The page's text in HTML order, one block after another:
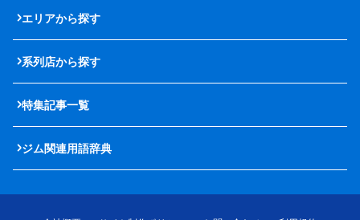
エリアから探す
系列店から探す
特集記事一覧
ジム関連用語辞典